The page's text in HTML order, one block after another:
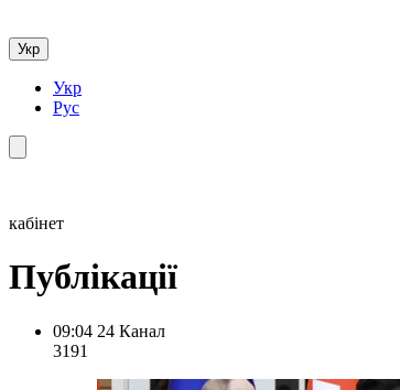
Укр
Укр
Рус
кабінет
Публікації
09:04 24 Канал
3191